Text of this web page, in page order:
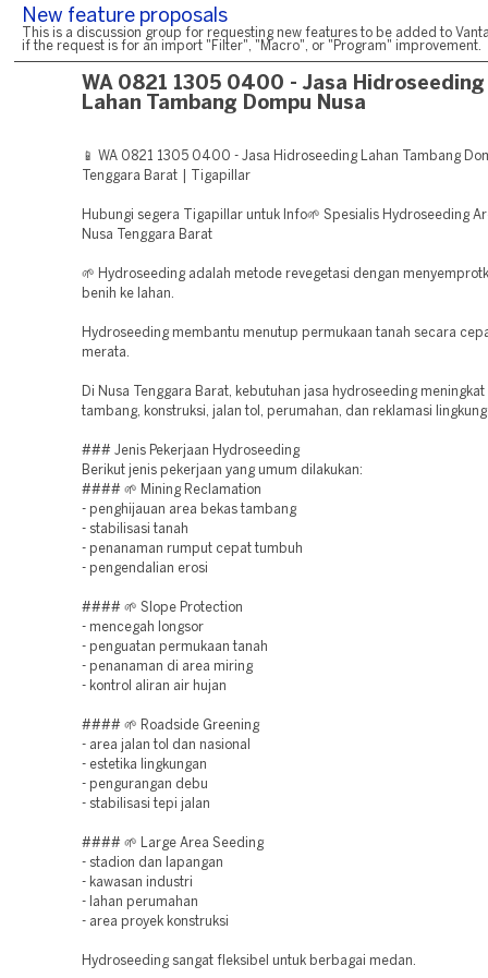
New feature proposals
This is a discussion group for requesting new features to be added to
if the request is for an import "Filter", "Macro", or "Program" improvement.
WA 0821 1305 0400 - Jasa Hidroseeding
Lahan Tambang Dompu Nusa
📱 WA 0821 1305 0400 - Jasa Hidroseeding Lahan Tambang
Tenggara Barat | Tigapillar
Hubungi segera Tigapillar untuk Info🌱 Spesialis Hydroseeding
Nusa Tenggara Barat
🌱 Hydroseeding adalah metode revegetasi dengan
benih ke lahan.
Hydroseeding membantu menutup permukaan tanah secara
merata.
Di Nusa Tenggara Barat, kebutuhan jasa hydroseeding
tambang, konstruksi, jalan tol, perumahan, dan reklamasi
### Jenis Pekerjaan Hydroseeding
Berikut jenis pekerjaan yang umum dilakukan:
#### 🌱 Mining Reclamation
- penghijauan area bekas tambang
- stabilisasi tanah
- penanaman rumput cepat tumbuh
- pengendalian erosi
#### 🌱 Slope Protection
- mencegah longsor
- penguatan permukaan tanah
- penanaman di area miring
- kontrol aliran air hujan
#### 🌱 Roadside Greening
- area jalan tol dan nasional
- estetika lingkungan
- pengurangan debu
- stabilisasi tepi jalan
#### 🌱 Large Area Seeding
- stadion dan lapangan
- kawasan industri
- lahan perumahan
- area proyek konstruksi
Hydroseeding sangat fleksibel untuk berbagai medan.